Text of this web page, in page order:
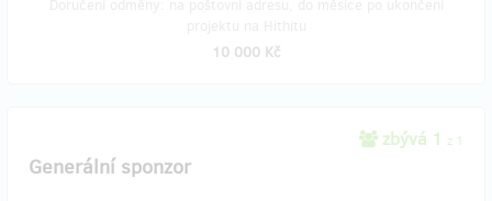
10 000 Kč
zbývá 1 z 1
Generální sponzor